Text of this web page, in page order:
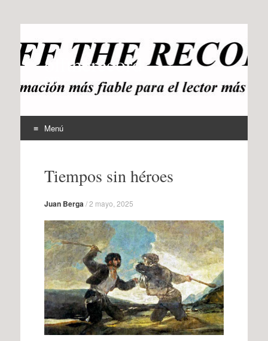
offtherecord
OTR
Menú
contenidoTiempos sin héroes
Juan Berga /2 mayo, 2025